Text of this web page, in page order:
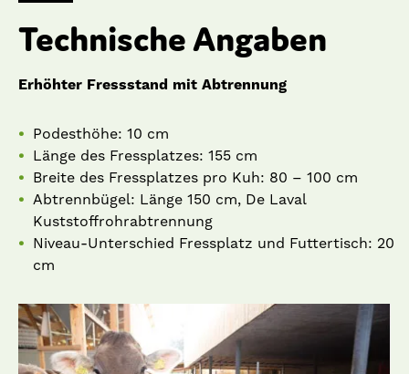
Technische Angaben
Erhöhter Fressstand mit Abtrennung
Podesthöhe: 10 cm
Länge des Fressplatzes: 155 cm
Breite des Fressplatzes pro Kuh: 80 – 100 cm
Abtrennbügel: Länge 150 cm, De Laval
Kuststoffrohrabtrennung
Niveau-Unterschied Fressplatz und Futtertisch: 20
cm